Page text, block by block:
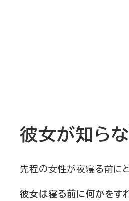
彼女が知ら
先程の女性が夜寝る前に
彼女は寝る前に何かをす